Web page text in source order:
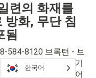
련의 화재를
방화, 무단 침
됨
584-8120 브록턴 - 브
의 주의를 분산시키기
으킨 혐의로 체포되어
한국어